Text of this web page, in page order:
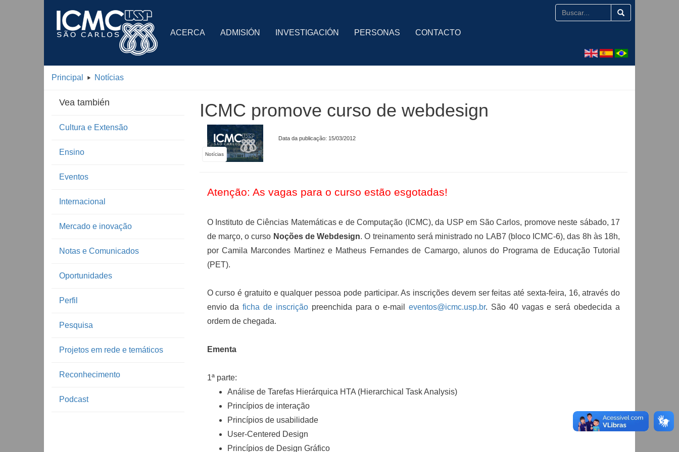
ACERCA ADMISIÓN INVESTIGACIÓN PERSONAS CONTACTO
Principal Notícias
Vea también
Cultura e Extensão
Ensino
Eventos
Internacional
Mercado e inovação
Notas e Comunicados
Oportunidades
Perfil
Pesquisa
Projetos em rede e temáticos
Reconhecimento
Podcast
ICMC promove curso de webdesign
Notícias
Data da publicação: 15/03/2012
Atenção: As vagas para o curso estão esgotadas!
O Instituto de Ciências Matemáticas e de Computação (ICMC), da USP em São Carlos, promove neste sábado, 17
de março, o curso Noções de Webdesign. O treinamento será ministrado no LAB7 (bloco ICMC-6), das 8h às 18h,
por Camila Marcondes Martinez e Matheus Fernandes de Camargo, alunos do Programa de Educação Tutorial
(PET).
O curso é gratuito e qualquer pessoa pode participar. As inscrições devem ser feitas até sexta-feira, 16, através do
envio daficha de inscriçãopreenchida para o e-maileventos@icmc.usp.br. São 40 vagas e será obedecida a
ordem de chegada.
Ementa
1ª parte:
Análise de Tarefas Hierárquica HTA (Hierarchical Task Analysis)
Princípios de interação
Princípios de usabilidade
User-Centered Design
Princípios de Design Gráfico